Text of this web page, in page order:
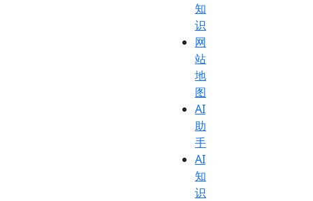
知
识
网
站
地
图
AI
助
手
AI
知
识